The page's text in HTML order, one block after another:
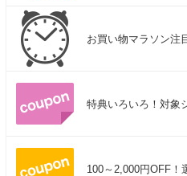
お買い物マラソン注
特典いろいろ！対象
100～2,000円OFF！